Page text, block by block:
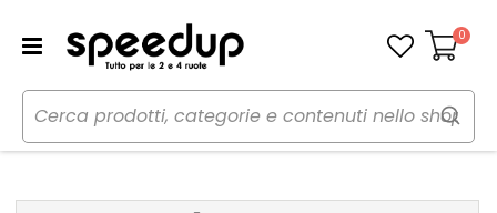
Carrello
0